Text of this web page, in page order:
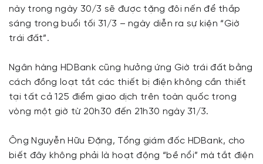
này trong ngày 30/3 sẽ được tặng đôi nến để thắp
sáng trong buổi tối 31/3 – ngày diễn ra sự kiện “Giờ
trái đất”.
Ngân hàng HDBank cũng hưởng ứng Giờ trái đất bằng
cách đồng loạt tắt các thiết bị điện không cần thiết
tại tất cả 125 điểm giao dịch trên toàn quốc trong
vòng một giờ từ 20h30 đến 21h30 ngày 31/3.
Ông Nguyễn Hữu Đặng, Tổng giám đốc HDBank, cho
biết đây không phải là hoạt động “bề nổi” mà tắt điện